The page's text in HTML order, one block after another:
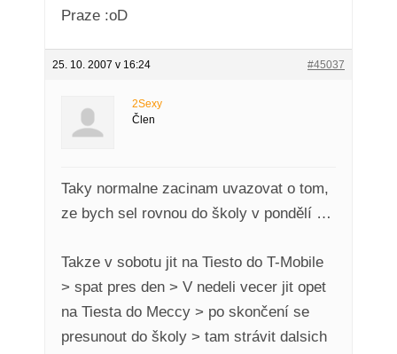
Praze :oD
25. 10. 2007 v 16:24 #45037
2Sexy
Člen
Taky normalne zacinam uvazovat o tom,
ze bych sel rovnou do školy v pondělí …
Takze v sobotu jit na Tiesto do T-Mobile
> spat pres den > V nedeli vecer jit opet
na Tiesta do Meccy > po skončení se
presunout do školy > tam strávit dalsich